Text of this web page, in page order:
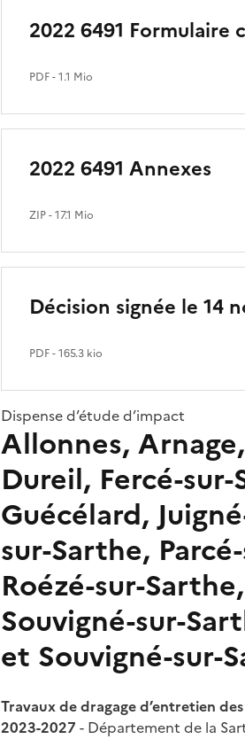
2022 6491 Formulaire
PDF- 1.1 Mio
2022 6491 Annexes
ZIP- 17.1 Mio
Décision signée le 14
PDF- 165.3 kio
Dispense d’étude d’impact
Allonnes,
Dureil, Fercé-
Guécélard,
sur-Sarthe,
Roézé-sur-
Souvigné-sur-
et Souvigné-sur-
Travaux de dragage d’entretien
2023-2027 - Département de la